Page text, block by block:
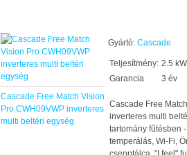
Cascade Free Match Vision
Pro CWH09VWP inverteres
multi beltéri egység
Gyártó: Cascade
Teljesítmény: 2.5
Garancia
3 év
Cascade Free
inverteres multi
tartomány fűtésben
temperálás, Wi-Fi,